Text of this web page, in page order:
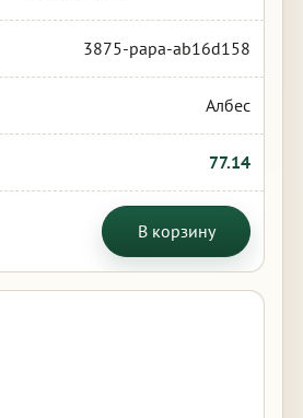
3875-papa-ab16d158
Албес
77.14
В корзину